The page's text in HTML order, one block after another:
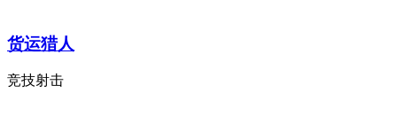
货运猎人
竞技射击